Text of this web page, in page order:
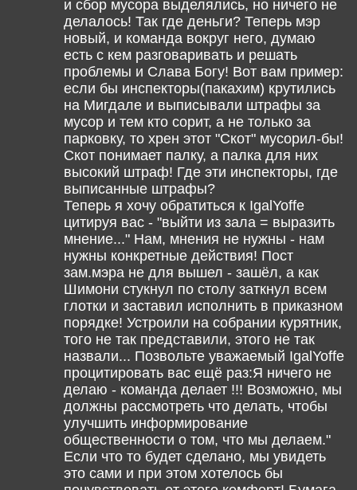
и сбор мусора выделялись, но ничего не
делалось! Так где деньги? Теперь мэр
новый, и команда вокруг него, думаю
есть с кем разговаривать и решать
проблемы и Слава Богу! Вот вам пример:
если бы инспекторы(пакахим) крутились
на Мигдале и выписывали штрафы за
мусор и тем кто сорит, а не только за
парковку, то хрен этот "Скот" мусорил-бы!
Скот понимает палку, а палка для них
высокий штраф! Где эти инспекторы, где
выписанные штрафы?
Теперь я хочу обратиться к IgalYoffe
цитируя вас - "выйти из зала = выразить
мнение..." Нам, мнения не нужны - нам
нужны конкретные действия! Пост
зам.мэра не для вышел - зашёл, а как
Шимони стукнул по столу заткнул всем
глотки и заставил исполнить в приказном
порядке! Устроили на собрании курятник,
того не так представили, этого не так
назвали... Позвольте уважаемый IgalYoffe
процитировать вас ещё раз:Я ничего не
делаю - команда делает !!! Возможно, мы
должны рассмотреть что делать, чтобы
улучшить информирование
общественности о том, что мы делаем."
Если что то будет сделано, мы увидеть
это сами и при этом хотелось бы